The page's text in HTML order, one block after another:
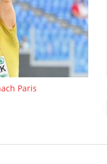
Paris